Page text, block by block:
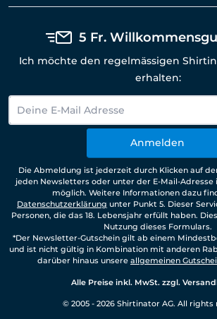
5 Fr.
Ich möchte den regelmässigen
erhalten:
Anmelden
Die Abmeldung ist jederzeit durch Klicken auf
jeden Newsletters oder unter der E-Mail-Adresse
möglich. Weitere Informationen dazu
Datenschutzerklärung unter Punkt 5. Dieser
Personen, die das 18. Lebensjahr erfüllt haben.
Nutzung dieses Formulars.
*Der Newsletter-Gutschein gilt ab einem
und ist nicht gültig in Kombination mit anderen
darüber hinaus unsere allgemeinen
Alle Preise inkl. MwSt. zzgl.
© 2005 - 2026 Shirtinator AG. All rights